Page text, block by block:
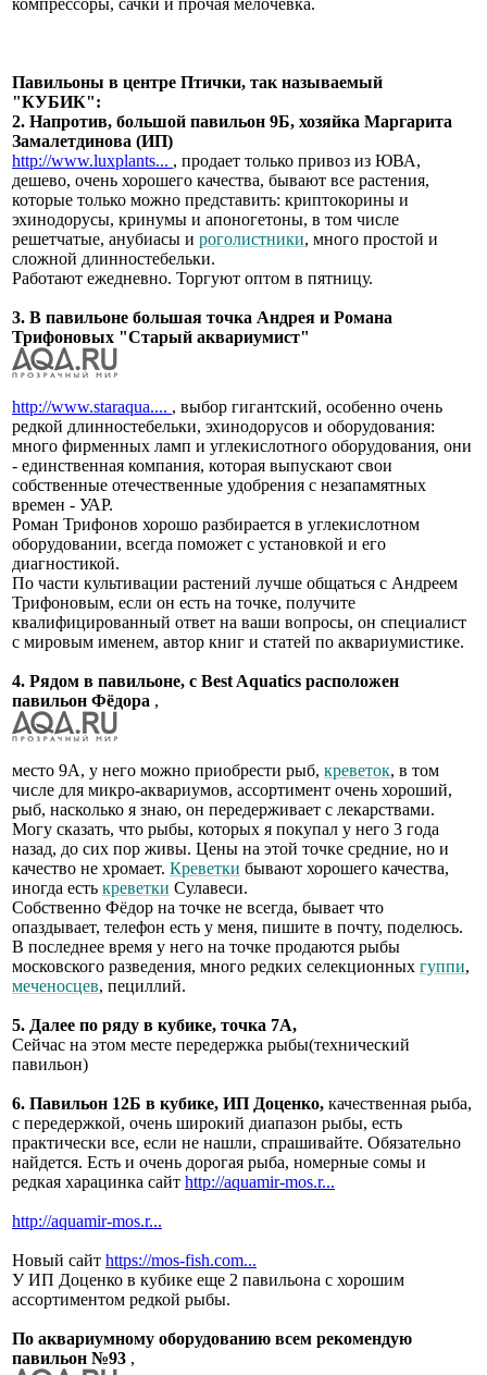
Павильоны в центре Птички, так называемый
"КУБИК":
2. Напротив, большой павильон 9Б, хозяйка Маргарита
Замалетдинова (ИП)
http://www.luxplants... , продает только привоз из ЮВА,
дешево, очень хорошего качества, бывают все растения,
которые только можно представить: криптокорины и
эхинодорусы, кринумы и апоногетоны, в том числе
решетчатые, анубиасы и роголистники, много простой и
сложной длинностебельки.
Работают ежедневно. Торгуют оптом в пятницу.
3. В павильоне большая точка Андрея и Романа
Трифоновых "Старый аквариумист"
http://www.staraqua.... , выбор гигантский, особенно очень
редкой длинностебельки, эхинодорусов и оборудования:
много фирменных ламп и углекислотного оборудования, они
- единственная компания, которая выпускают свои
собственные отечественные удобрения с незапамятных
времен - УАР.
Роман Трифонов хорошо разбирается в углекислотном
оборудовании, всегда поможет с установкой и его
диагностикой.
По части культивации растений лучше общаться с Андреем
Трифоновым, если он есть на точке, получите
квалифицированный ответ на ваши вопросы, он специалист
с мировым именем, автор книг и статей по аквариумистике.
4. Рядом в павильоне, с Best Aquatics расположен
павильон Фёдора ,
место 9А, у него можно приобрести рыб, креветок, в том
числе для микро-аквариумов, ассортимент очень хороший,
рыб, насколько я знаю, он передерживает с лекарствами.
Могу сказать, что рыбы, которых я покупал у него 3 года
назад, до сих пор живы. Цены на этой точке средние, но и
качество не хромает. Креветки бывают хорошего качества,
иногда есть креветки Сулавеси.
Собственно Фёдор на точке не всегда, бывает что
опаздывает, телефон есть у меня, пишите в почту, поделюсь.
В последнее время у него на точке продаются рыбы
московского разведения, много редких селекционных гуппи,
меченосцев, пециллий.
5. Далее по ряду в кубике, точка 7А,
Сейчас на этом месте передержка рыбы(технический
павильон)
6. Павильон 12Б в кубике, ИП Доценко, качественная рыба,
с передержкой, очень широкий диапазон рыбы, есть
практически все, если не нашли, спрашивайте. Обязательно
найдется. Есть и очень дорогая рыба, номерные сомы и
редкая харацинка сайт http://aquamir-mos.r...
http://aquamir-mos.r...
Новый сайт https://mos-fish.com...
У ИП Доценко в кубике еще 2 павильона с хорошим
ассортиментом редкой рыбы.
По аквариумному оборудованию всем рекомендую
павильон №93 ,